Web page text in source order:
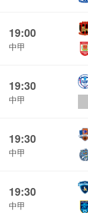
19:00
中甲
19:30
中甲
19:30
中甲
19:30
中甲